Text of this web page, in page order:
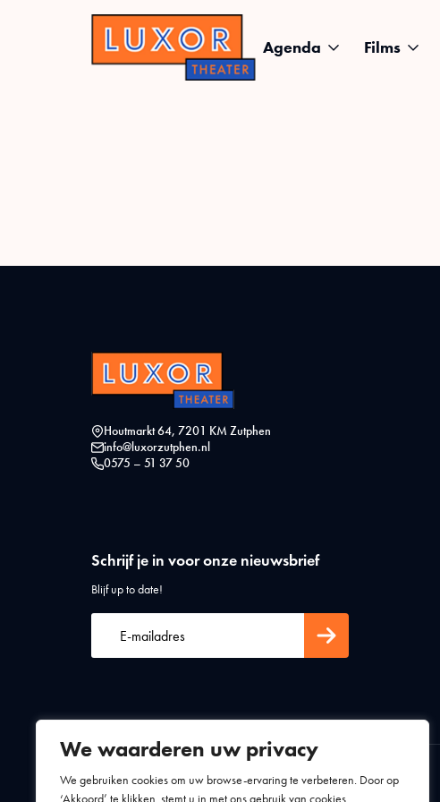
We waarderen uw privacy
We gebruiken cookies om uw browse-ervaring te verbeteren. Door op
‘Akkoord’ te klikken, stemt u in met ons gebruik van cookies.
Agenda Films
Houtmarkt 64, 7201 KM Zutphen
info@luxorzutphen.nl
0575 – 51 37 50
Schrijf je in voor onze nieuwsbrief
Blijf up to date!
Algemene voorwaardenPrivacy statement